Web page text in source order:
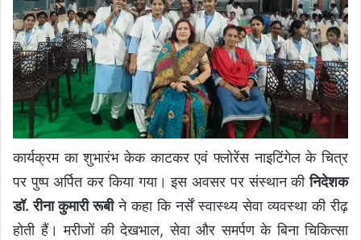
कार्यक्रम का शुभारंभ केक काटकर एवं फ्लोरेंस नाइटिंगेल के चित्र
पर पुष्प अर्पित कर किया गया। इस अवसर पर संस्थान कीनिदेशक
डॉ. रीना कुमारी रूबीने कहा कि नर्सें स्वास्थ्य सेवा व्यवस्था की रीढ़
होती हैं। मरीजों की देखभाल, सेवा और समर्पण के बिना चिकित्सा